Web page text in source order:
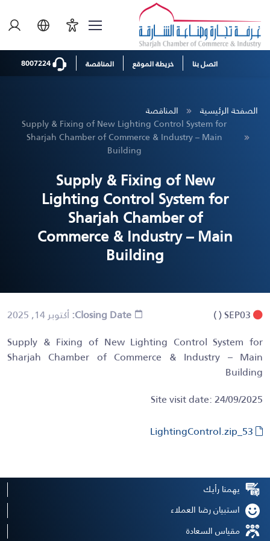
اتصل بنا خريطة الموقع المناقصة
الصفحة الرئيسية
المناقصة
Supply & Fixing of New Lighting Control System for
Sharjah Chamber of Commerce & Industry – Main
Building
Supply & Fixing of New
Lighting Control System for
Sharjah Chamber of
Commerce & Industry – Main
Building
( )
Closing Date: أكتوبر 14, 2025
Supply & Fixing of New Lighting Control System for
Sharjah Chamber of Commerce & Industry – Main
Building
Site visit date: 24/09/2025
يهمنا رأيك
استبيان رضا العملاء
مقياس السعادة